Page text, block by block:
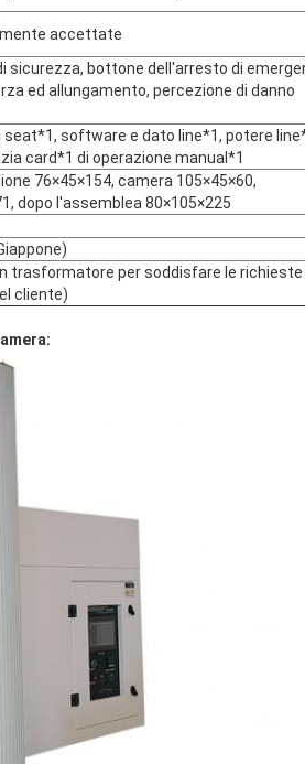
accettate
sicurezza, bottone dell'arresto di
ed allungamento, percezione di danno
software e dato line*1, potere
card*1 di operazione manual*1
76×45×154, camera 105×45×60,
dopo l'assemblea 80×105×225
trasformatore per soddisfare le
cliente)